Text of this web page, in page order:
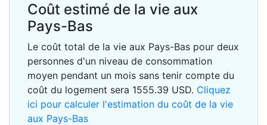
Coût estimé de la vie aux
Pays-Bas
Le coût total de la vie aux Pays-Bas pour deux
personnes d'un niveau de consommation
moyen pendant un mois sans tenir compte du
coût du logement sera 1555.39 USD. Cliquez
ici pour calculer l'estimation du coût de la vie
aux Pays-Bas